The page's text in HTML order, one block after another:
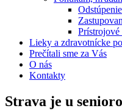
Lieky a zdravotnícke
Prečítali sme za Vás
O nás
Kontakty
Strava je u